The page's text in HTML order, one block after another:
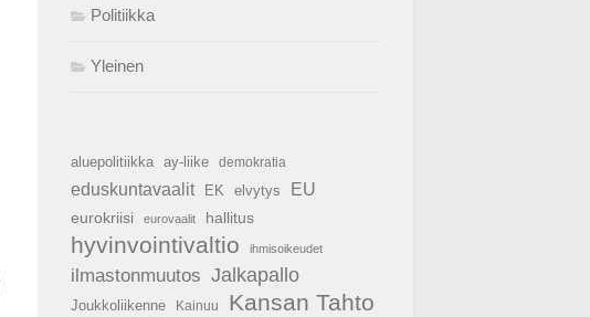
Politiikka
Yleinen
aluepolitiikka ay-liike demokratia
eduskuntavaalit EK elvytys EU
eurokriisi eurovaalit hallitus
hyvinvointivaltio ihmisoikeudet
ilmastonmuutos Jalkapallo
Joukkoliikenne Kainuu Kansan Tahto